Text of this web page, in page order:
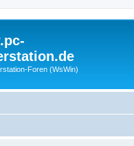
Foren (WsWin)